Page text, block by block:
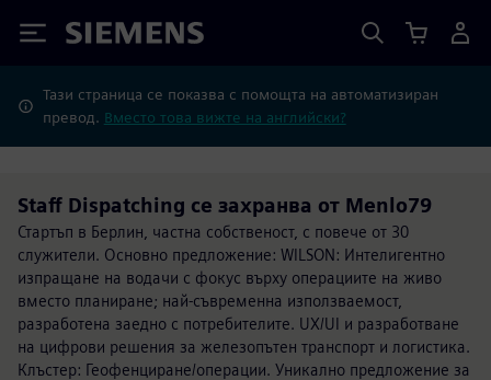
Siemens
Тази страница се показва с помощта на автоматизиран
превод. Вместо това вижте на английски?
Staff Dispatching се захранва от Menlo79
Стартъп в Берлин, частна собственост, с повече от 30
служители. Основно предложение: WILSON: Интелигентно
изпращане на водачи с фокус върху операциите на живо
вместо планиране; най-съвременна използваемост,
разработена заедно с потребителите. UX/UI и разработване
на цифрови решения за железопътен транспорт и логистика.
Клъстер: Геофенциране/операции. Уникално предложение за